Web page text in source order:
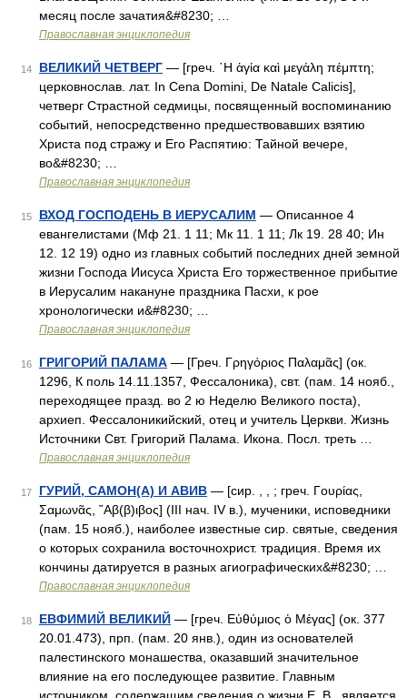
месяц после зачатия&#8230; …
Православная энциклопедия
14 ВЕЛИКИЙ ЧЕТВЕРГ — [греч. ῾Η ἁγία καὶ μεγάλη πέμπτη;
церковнослав. лат. In Cena Domini, De Natale Calicis],
четверг Страстной седмицы, посвященный воспоминанию
событий, непосредственно предшествовавших взятию
Христа под стражу и Его Распятию: Тайной вечере,
во&#8230; …
Православная энциклопедия
15 ВХОД ГОСПОДЕНЬ В ИЕРУСАЛИМ — Описанное 4
евангелистами (Мф 21. 1 11; Мк 11. 1 11; Лк 19. 28 40; Ин
12. 12 19) одно из главных событий последних дней земной
жизни Господа Иисуса Христа Его торжественное прибытие
в Иерусалим накануне праздника Пасхи, к рое
хронологически и&#8230; …
Православная энциклопедия
16 ГРИГОРИЙ ПАЛАМА — [Греч. Γρηγόριος Παλαμᾶς] (ок.
1296, К поль 14.11.1357, Фессалоника), свт. (пам. 14 нояб.,
переходящее празд. во 2 ю Неделю Великого поста),
архиеп. Фессалоникийский, отец и учитель Церкви. Жизнь
Источники Свт. Григорий Палама. Икона. Посл. треть …
Православная энциклопедия
17 ГУРИЙ, САМОН(А) И АВИВ — [сир. , , ; греч. Γουρίας,
Σαμωνᾶς, ῎Αβ(β)ιβος] (III нач. IV в.), мученики, исповедники
(пам. 15 нояб.), наиболее известные сир. святые, сведения
о которых сохранила восточнохрист. традиция. Время их
кончины датируется в разных агиографических&#8230; …
Православная энциклопедия
18 ЕВФИМИЙ ВЕЛИКИЙ — [греч. Εὐθύμιος ὁ Μέγας] (ок. 377
20.01.473), прп. (пам. 20 янв.), один из основателей
палестинского монашества, оказавший значительное
влияние на его последующее развитие. Главным